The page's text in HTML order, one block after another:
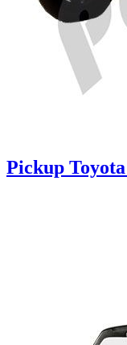
Pickup